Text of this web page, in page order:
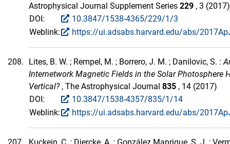
Astrophysical Journal Supplement Series 229 , 3 (2017)
DOI:
10.3847/1538-4365/229/1/3
Weblink:
https://ui.adsabs.harvard.edu/abs/
208. Lites, B. W. ; Rempel, M. ; Borrero, J. M. ; Danilovic, S. :
Internetwork Magnetic Fields in the Solar Photosphere
Vertical?, The Astrophysical Journal 835 , 14 (2017)
DOI:
10.3847/1538-4357/835/1/14
Weblink:
https://ui.adsabs.harvard.edu/abs/